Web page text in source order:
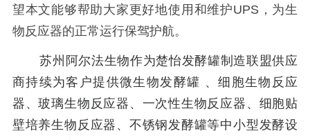
望本文能够帮助大家更好地使用和维护UPS，为生
物反应器的正常运行保驾护航。
苏州阿尔法生物作为楚怡发酵罐制造联盟供应
商持续为客户提供微生物发酵罐 、细胞生物反应
器、玻璃生物反应器、一次性生物反应器、细胞贴
壁培养生物反应器、不锈钢发酵罐等中小型发酵设